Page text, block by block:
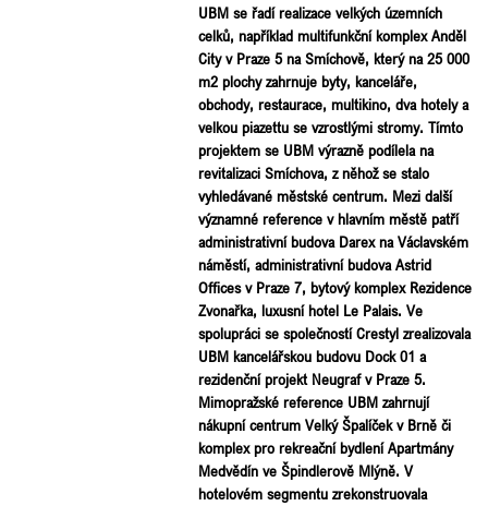
UBM se řadí realizace velkých územních
celků, například multifunkční komplex Anděl
City v Praze 5 na Smíchově, který na 25 000
m2 plochy zahrnuje byty, kanceláře,
obchody, restaurace, multikino, dva hotely a
velkou piazettu se vzrostlými stromy. Tímto
projektem se UBM výrazně podílela na
revitalizaci Smíchova, z něhož se stalo
vyhledávané městské centrum. Mezi další
významné reference v hlavním městě patří
administrativní budova Darex na Václavském
náměstí, administrativní budova Astrid
Offices v Praze 7, bytový komplex Rezidence
Zvonařka, luxusní hotel Le Palais. Ve
spolupráci se společností Crestyl zrealizovala
UBM kancelářskou budovu Dock 01 a
rezidenční projekt Neugraf v Praze 5.
Mimopražské reference UBM zahrnují
nákupní centrum Velký Špalíček v Brně či
komplex pro rekreační bydlení Apartmány
Medvědín ve Špindlerově Mlýně. V
hotelovém segmentu zrekonstruovala